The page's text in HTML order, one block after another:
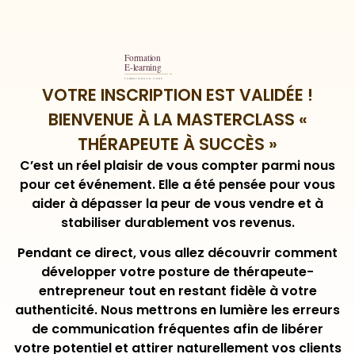
VOTRE INSCRIPTION EST VALIDÉE !
BIENVENUE À LA MASTERCLASS «
THÉRAPEUTE À SUCCÈS »
C’est un réel plaisir de vous compter parmi nous
pour cet événement. Elle a été pensée pour vous
aider à dépasser la peur de vous vendre et à
stabiliser durablement vos revenus.
Pendant ce direct, vous allez découvrir comment
développer votre posture de thérapeute-
entrepreneur tout en restant fidèle à votre
authenticité. Nous mettrons en lumière les erreurs
de communication fréquentes afin de libérer
votre potentiel et attirer naturellement vos clients